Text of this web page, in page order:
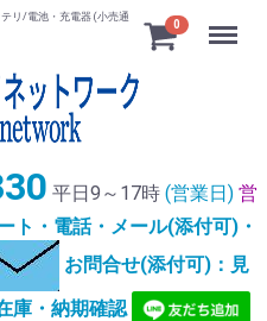
リ/電池・充電器 (小売通
0 Menu
平日9～17時 (営業日) 営
ト・電話・メール(添付可)・
お問合せ(添付可)：見
庫・納期確認